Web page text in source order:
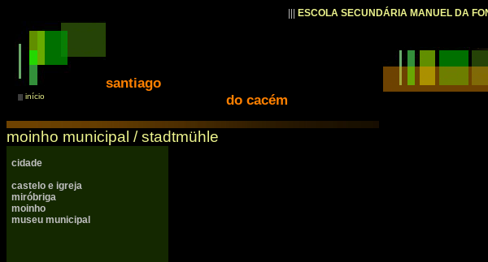
ESCOLA SECUNDÁRIA MANUEL DA
santiago
início do cacém
moinho municipal / stadtmühle
cidade
castelo e igreja
miróbriga
moinho
museu municipal